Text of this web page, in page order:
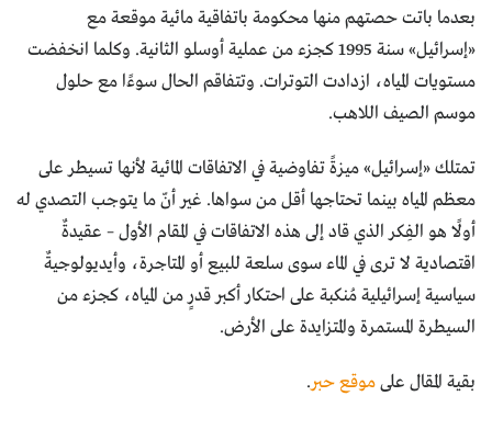
بعدما باتت حصتهم منها محكومة باتفاقية مائية موقعة مع
«إسرائيل» سنة 1995 كجزء من عملية أوسلو الثانية. وكلما انخفضت
مستويات المياه، ازدادت التوترات. وتتفاقم الحال سوءًا مع حلول
موسم الصيف اللاهب.
تمتلك «إسرائيل» ميزةً تفاوضية في الاتفاقات المائية لأنها تسيطر على
معظم المياه بينما تحتاجها أقل من سواها. غير أنّ ما يتوجب التصدي له
أولًا هو الفِكر الذي قاد إلى هذه الاتفاقات في المقام الأول – عقيدةٌ
اقتصادية لا ترى في الماء سوى سلعة للبيع أو المتاجرة، وأيديولوجيةٌ
سياسية إسرائيلية مُنكبة على احتكار أكبر قدرٍ من المياه، كجزء من
السيطرة المستمرة والمتزايدة على الأرض.
بقية المقال علىموقع حبر.